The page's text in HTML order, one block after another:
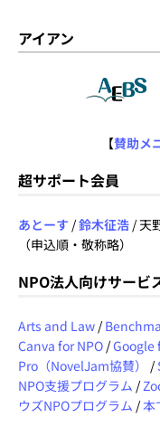
アイアン
【賛助メ
超サポート会員
あとーす /鈴木征浩 / 天
（申込順・敬称略）
NPO法人向けサービ
Arts and Law /
Canva for NPO /Google
Pro（NovelJam協賛）
/
NPO支援プログラム /
ウズNPOプログラム /本